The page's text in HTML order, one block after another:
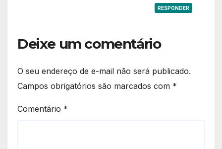
RESPONDER
Deixe um comentário
O seu endereço de e-mail não será publicado.
Campos obrigatórios são marcados com *
Comentário *